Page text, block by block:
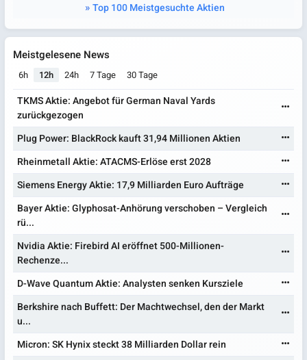
Top 100 Meistgesuchte Aktien
Meistgelesene News
6h 12h 24h 7 Tage 30 Tage
TKMS Aktie: Angebot für German Naval Yards
zurückgezogen
Plug Power: BlackRock kauft 31,94 Millionen Aktien
Rheinmetall Aktie: ATACMS-Erlöse erst 2028
Siemens Energy Aktie: 17,9 Milliarden Euro Aufträge
Bayer Aktie: Glyphosat-Anhörung verschoben – Vergleich
rü...
Nvidia Aktie: Firebird AI eröffnet 500-Millionen-
Rechenze...
D-Wave Quantum Aktie: Analysten senken Kursziele
Berkshire nach Buffett: Der Machtwechsel, den der Markt
u...
Micron: SK Hynix steckt 38 Milliarden Dollar rein